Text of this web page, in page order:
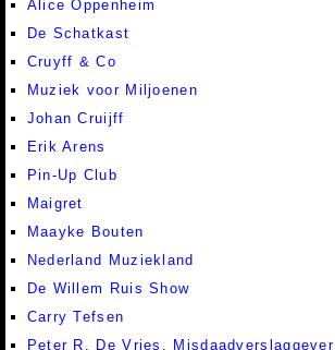
Alice Oppenheim
De Schatkast
Cruyff & Co
Muziek voor Miljoenen
Johan Cruijff
Erik Arens
Pin-Up Club
Maigret
Maayke Bouten
Nederland Muziekland
De Willem Ruis Show
Carry Tefsen
Peter R. De Vries, Misdaadverslaggever